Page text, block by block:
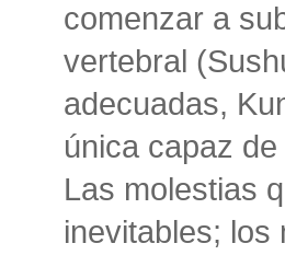
comenzar a
vertebral
adecuadas,
única capaz
Las molestias
inevitables; los